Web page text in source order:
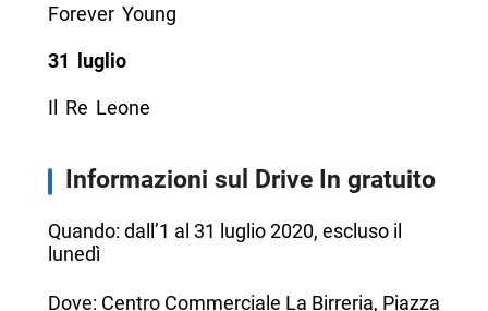
Forever Young
31 luglio
Il Re Leone
Informazioni sul Drive In gratuito
Quando: dall’1 al 31 luglio 2020, escluso il
lunedì
Dove: Centro Commerciale La Birreria, Piazza